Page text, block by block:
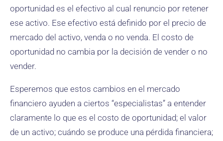
oportunidad es el efectivo al cual renuncio por retener
ese activo. Ese efectivo está definido por el precio de
mercado del activo, venda o no venda. El costo de
oportunidad no cambia por la decisión de vender o no
vender.
Esperemos que estos cambios en el mercado
financiero ayuden a ciertos “especialistas” a entender
claramente lo que es el costo de oportunidad; el valor
de un activo; cuándo se produce una pérdida financiera;